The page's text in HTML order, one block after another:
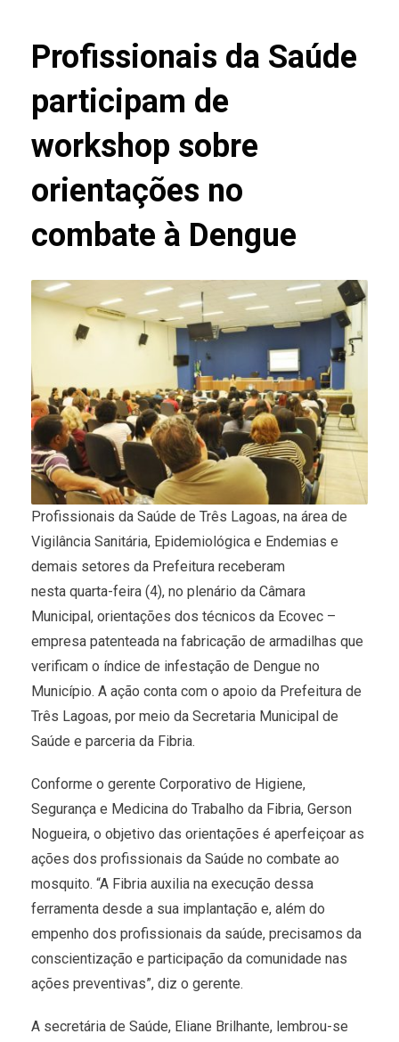
Profissionais da Saúde
participam de
workshop sobre
orientações no
combate à Dengue
Profissionais da Saúde de Três Lagoas, na área de
Vigilância Sanitária, Epidemiológica e Endemias e
demais setores da Prefeitura receberam
nesta quarta-feira (4), no plenário da Câmara
Municipal, orientações dos técnicos da Ecovec –
empresa patenteada na fabricação de armadilhas que
verificam o índice de infestação de Dengue no
Município. A ação conta com o apoio da Prefeitura de
Três Lagoas, por meio da Secretaria Municipal de
Saúde e parceria da Fibria.
Conforme o gerente Corporativo de Higiene,
Segurança e Medicina do Trabalho da Fibria, Gerson
Nogueira, o objetivo das orientações é aperfeiçoar as
ações dos profissionais da Saúde no combate ao
mosquito. “A Fibria auxilia na execução dessa
ferramenta desde a sua implantação e, além do
empenho dos profissionais da saúde, precisamos da
conscientização e participação da comunidade nas
ações preventivas”, diz o gerente.
A secretária de Saúde, Eliane Brilhante, lembrou-se